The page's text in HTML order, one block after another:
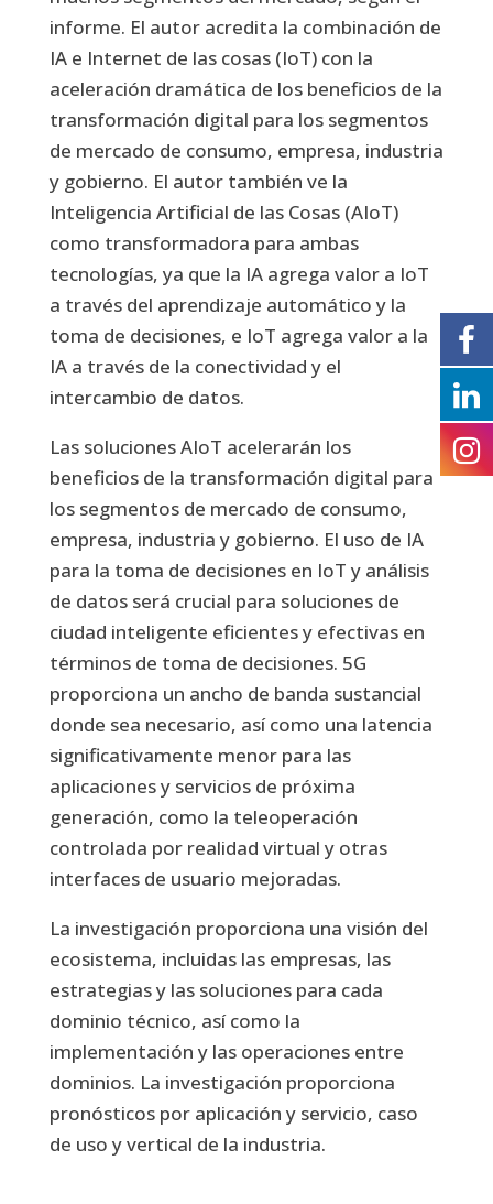
informe. El autor acredita la combinación de
IA e Internet de las cosas (IoT) con la
aceleración dramática de los beneficios de la
transformación digital para los segmentos
de mercado de consumo, empresa, industria
y gobierno. El autor también ve la
Inteligencia Artificial de las Cosas (AIoT)
como transformadora para ambas
tecnologías, ya que la IA agrega valor a IoT
a través del aprendizaje automático y la
toma de decisiones, e IoT agrega valor a la
IA a través de la conectividad y el
intercambio de datos.
Las soluciones AIoT acelerarán los
beneficios de la transformación digital para
los segmentos de mercado de consumo,
empresa, industria y gobierno. El uso de IA
para la toma de decisiones en IoT y análisis
de datos será crucial para soluciones de
ciudad inteligente eficientes y efectivas en
términos de toma de decisiones. 5G
proporciona un ancho de banda sustancial
donde sea necesario, así como una latencia
significativamente menor para las
aplicaciones y servicios de próxima
generación, como la teleoperación
controlada por realidad virtual y otras
interfaces de usuario mejoradas.
La investigación proporciona una visión del
ecosistema, incluidas las empresas, las
estrategias y las soluciones para cada
dominio técnico, así como la
implementación y las operaciones entre
dominios. La investigación proporciona
pronósticos por aplicación y servicio, caso
de uso y vertical de la industria.